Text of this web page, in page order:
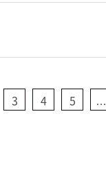
3 4 5 …